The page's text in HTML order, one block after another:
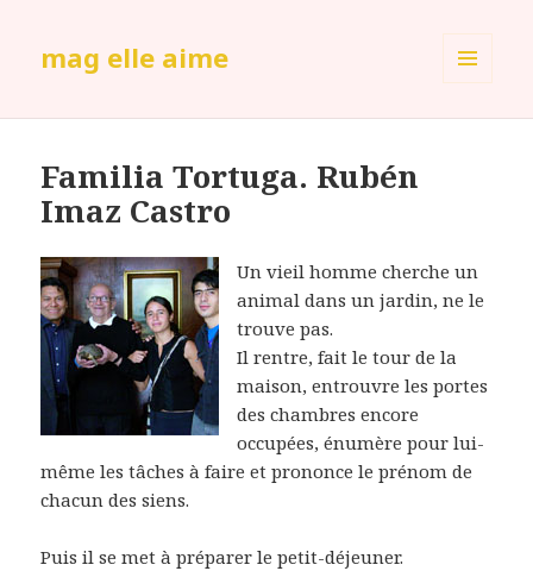
mag elle aime
Familia Tortuga. Rubén
Imaz Castro
Un vieil homme cherche un
animal dans un jardin, ne le
trouve pas.
Il rentre, fait le tour de la
maison, entrouvre les portes
des chambres encore
occupées, énumère pour lui-
même les tâches à faire et prononce le prénom de
chacun des siens.
Puis il se met à préparer le petit-déjeuner.